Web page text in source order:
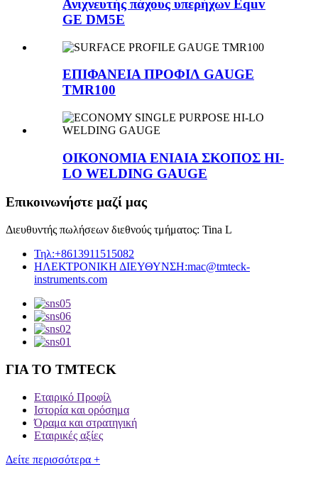
Ανιχνευτής πάχους υπερήχων Equv
GE DM5E
ΕΠΙΦΑΝΕΙΑ ΠΡΟΦΙΛ GAUGE
TMR100
ΟΙΚΟΝΟΜΙΑ ΕΝΙΑΙΑ ΣΚΟΠΟΣ HI-
LO WELDING GAUGE
Επικοινωνήστε μαζί μας
Διευθυντής πωλήσεων διεθνούς τμήματος: Tina L
Τηλ:+8613911515082
ΗΛΕΚΤΡΟΝΙΚΗ ΔΙΕΥΘΥΝΣΗ:mac@tmteck-
instruments.com
ΓΙΑ ΤΟ TMTECK
Εταιρικό Προφίλ
Ιστορία και ορόσημα
Όραμα και στρατηγική
Εταιρικές αξίες
Δείτε περισσότερα +